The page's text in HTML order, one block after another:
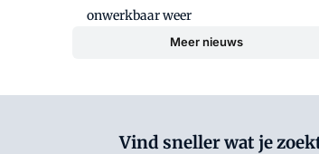
onwerkbaar weer
Meer nieuws
Vind sneller wat je